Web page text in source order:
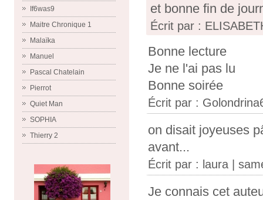
If6was9
Maitre Chronique 1
Malaïka
Manuel
Pascal Chatelain
Pierrot
Quiet Man
SOPHIA
Thierry 2
et bonne fin de
Écrit par :
Bonne lecture
Je ne l'ai pas lu
Bonne soirée
Écrit par :
on disait joyeuses
avant...
Écrit par : laura |
Je connais cet